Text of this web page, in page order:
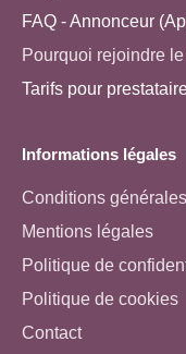
FAQ - Annonceur
Pourquoi rejoindre
Tarifs pour
Informations légales
Conditions générales
Mentions légales
Politique de
Politique de cookies
Contact